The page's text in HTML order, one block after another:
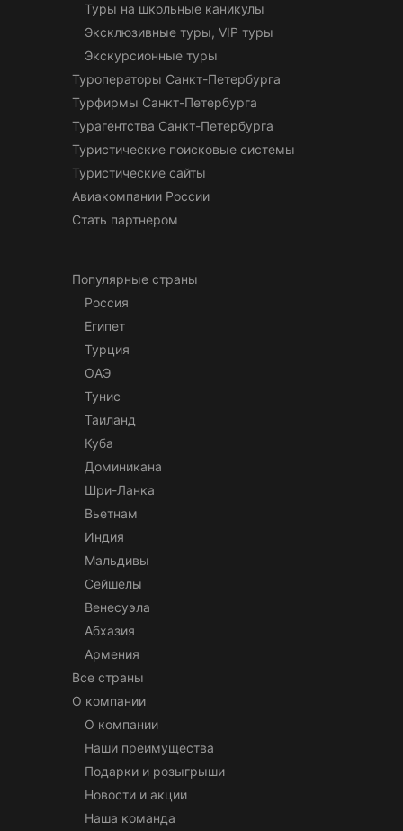
Туры на школьные каникулы
Эксклюзивные туры, VIP туры
Экскурсионные туры
Туроператоры Санкт-Петербурга
Турфирмы Санкт-Петербурга
Турагентства Санкт-Петербурга
Туристические поисковые системы
Туристические сайты
Авиакомпании России
Стать партнером
Популярные страны
Россия
Египет
Турция
ОАЭ
Тунис
Таиланд
Куба
Доминикана
Шри-Ланка
Вьетнам
Индия
Мальдивы
Сейшелы
Венесуэла
Абхазия
Армения
Все страны
О компании
О компании
Наши преимущества
Подарки и розыгрыши
Новости и акции
Наша команда